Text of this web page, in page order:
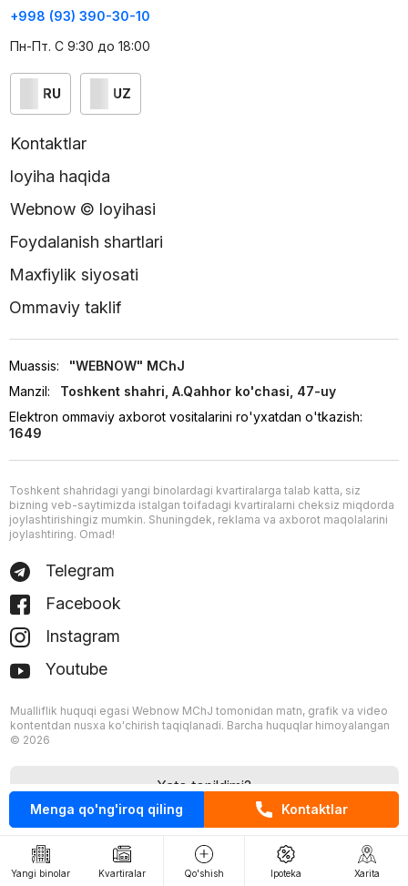
Menga qo'ng'iroq qiling Kontaktlar
Yangi binolar Kvartiralar Qo'shish Ipoteka Xarita
+998 (93) 390-30-10
Пн-Пт. С 9:30 до 18:00
RU UZ
Kontaktlar
loyiha haqida
Webnow © loyihasi
Foydalanish shartlari
Maxfiylik siyosati
Ommaviy taklif
Muassis:
"WEBNOW" MChJ
Manzil:
Toshkent shahri, A.Qahhor ko'chasi, 47-uy
Elektron ommaviy axborot vositalarini ro'yxatdan o'tkazish:
1649
Toshkent shahridagi yangi binolardagi kvartiralarga talab katta, siz
bizning veb-saytimizda istalgan toifadagi kvartiralarni cheksiz miqdorda
joylashtirishingiz mumkin. Shuningdek, reklama va axborot maqolalarini
joylashtiring. Omad!
Telegram
Facebook
Instagram
Youtube
Mualliflik huquqi egasi Webnow MChJ tomonidan matn, grafik va video
kontentdan nusxa ko'chirish taqiqlanadi. Barcha huquqlar himoyalangan
© 2026
Xato topildimi?